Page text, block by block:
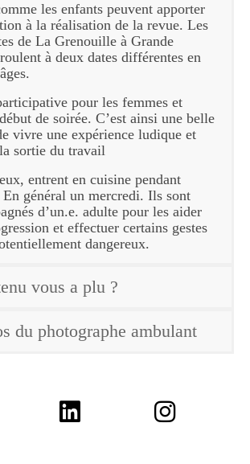
les enfants peuvent apporter
à la réalisation de la revue. Les
de La Grenouille à Grande
à deux dates différentes en
pour les femmes et
de soirée. C’est ainsi une belle
vivre une expérience ludique et
sortie du travail
entrent en cuisine pendant
général un mercredi. Ils sont
d’un.e. adulte pour les aider
et effectuer certains gestes
dangereux.
vous a plu ?
du photographe ambulant